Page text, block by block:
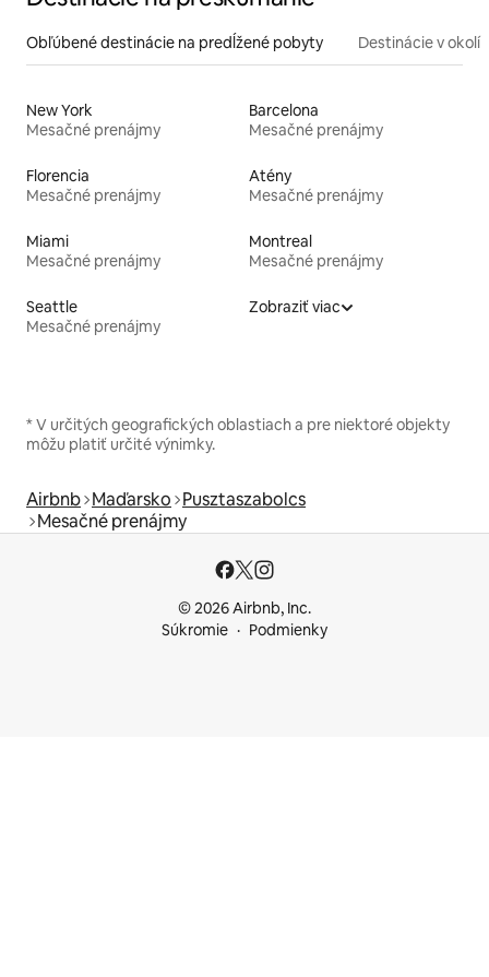
Obľúbené destinácie na predĺžené pobyty Destinácie v okolí
New York
Mesačné prenájmy
Barcelona
Mesačné prenájmy
Florencia
Mesačné prenájmy
Atény
Mesačné prenájmy
Miami
Mesačné prenájmy
Montreal
Mesačné prenájmy
Seattle
Mesačné prenájmy
Zobraziť viac
* V určitých geografických oblastiach a pre niektoré objekty
môžu platiť určité výnimky.
Airbnb Maďarsko Pusztaszabolcs
Mesačné prenájmy
© 2026 Airbnb, Inc.
Súkromie
Podmienky